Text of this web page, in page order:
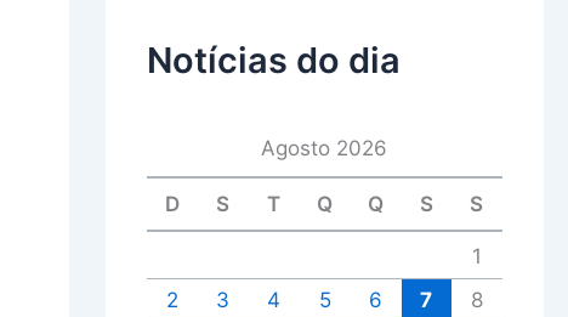
Notícias do dia
Agosto 2026
D S T Q Q S S
1
2
3 4 5 6 7
8